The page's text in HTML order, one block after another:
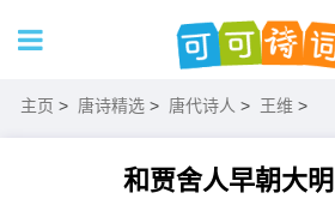
主页 > 唐诗精选 > 唐代诗人 > 王维 >
和贾舍人早朝大